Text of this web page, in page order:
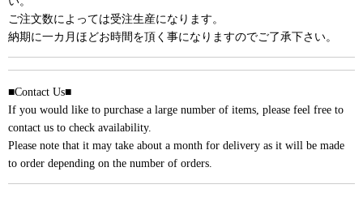
ご注文数によっては受注生産になります。
納期に一カ月ほどお時間を頂く事になりますのでご了承下さい。
■Contact Us■
If you would like to purchase a large number of items, please feel free to
contact us to check availability.
Please note that it may take about a month for delivery as it will be made
to order depending on the number of orders.